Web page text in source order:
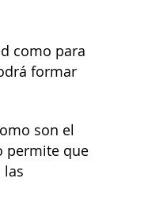
como para
formar
son el
permite que
las